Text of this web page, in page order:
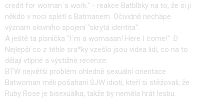
credit for woman´s work." - reakce Batblbky na to, že si ji
někdo v noci spletl s Batmanem. Očividně nechápe
význam slovního spojení "skrytá identita".
A ještě ta písnička "I´m a womaaan! Here I come!" :D
Nejlepší co z téhle sra*ky vzešlo jsou videa lidí, co na to
dělají vtipné a výstižné recenze.
BTW největší problém ohledně sexuální orientace
Batwoman měli pošahaní SJW idioti, kteří si stěžovali, že
Ruby Rose je bisexuálka, takže by neměla hrát lesbu.